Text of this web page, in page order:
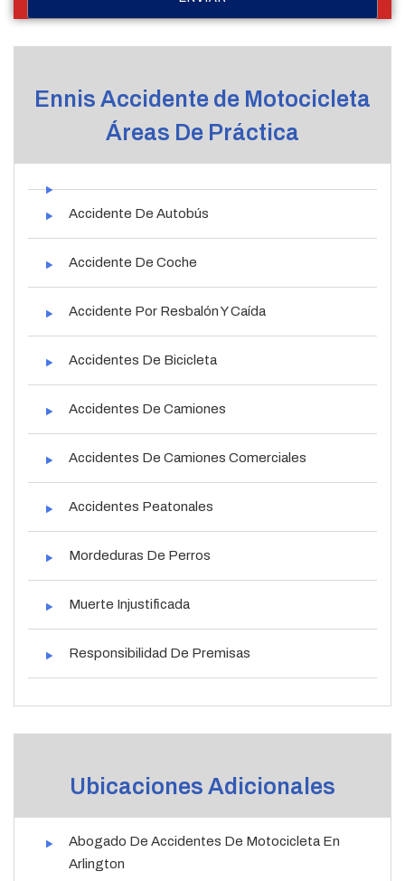
Ennis Accidente de Motocicleta
Áreas De Práctica
Accidente De Autobús
Accidente De Coche
Accidente Por Resbalón Y Caída
Accidentes De Bicicleta
Accidentes De Camiones
Accidentes De Camiones Comerciales
Accidentes Peatonales
Mordeduras De Perros
Muerte Injustificada
Responsibilidad De Premisas
Ubicaciones Adicionales
Abogado De Accidentes De Motocicleta En
Arlington